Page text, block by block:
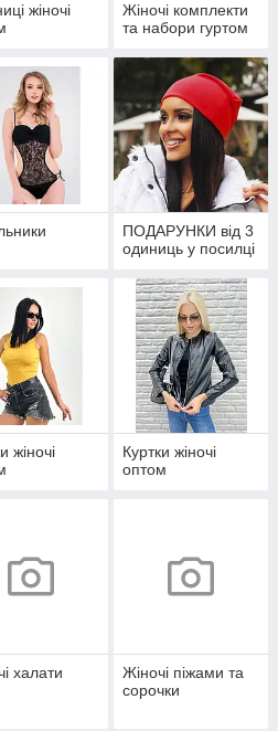
жіночі
Жіночі комплекти
та набори гуртом
ПОДАРУНКИ від 3
одиниць у посилці
жіночі
Куртки жіночі
оптом
халати
Жіночі піжами та
сорочки